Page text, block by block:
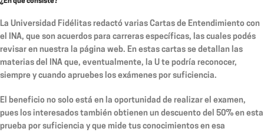
La Universidad Fidélitas redactó varias Cartas de Entendimiento con
el INA, que son acuerdos para carreras específicas, las cuales podés
revisar en nuestra la página web. En estas cartas se detallan las
materias del INA que, eventualmente, la U te podría reconocer,
siempre y cuando apruebes los exámenes por suficiencia.
El beneficio no solo está en la oportunidad de realizar el examen,
pues los interesados también obtienen un descuento del 50% en esta
prueba por suficiencia y que mide tus conocimientos en esa